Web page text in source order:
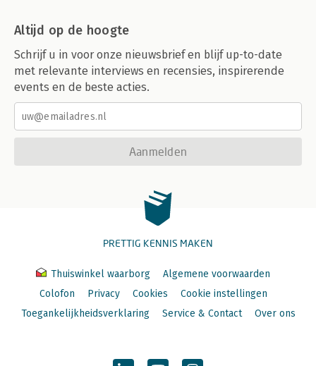
Altijd op de hoogte
Schrijf u in voor onze nieuwsbrief en blijf up-to-date
met relevante interviews en recensies, inspirerende
events en de beste acties.
Aanmelden
PRETTIG KENNIS MAKEN
Thuiswinkel waarborg
Algemene voorwaarden
Colofon
Privacy Cookies
Cookie instellingen
Toegankelijkheidsverklaring
Service & Contact Over ons